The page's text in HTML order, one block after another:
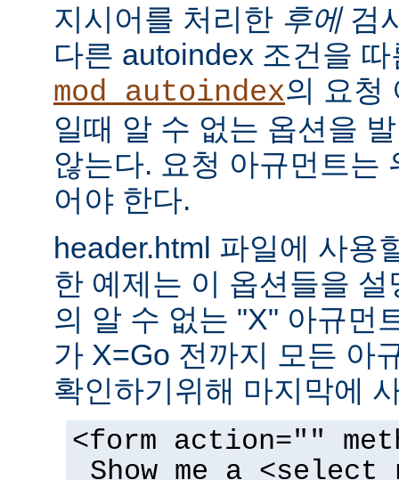
지시어를 처리한 후에검
다른 autoindex 조건을
mod_autoindex의 요청
일때 알 수 없는 옵션을
않는다. 요청 아규먼트는
어야 한다.
header.html 파일에 사용
한 예제는 이 옵션들을
의 알 수 없는 "X" 아규먼
가 X=Go 전까지 모든 아
확인하기위해 마지막에
<form action=""
Show me a <select